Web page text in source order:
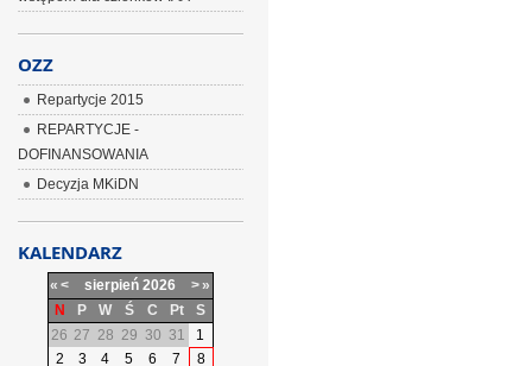
OZZ
Repartycje 2015
REPARTYCJE -
DOFINANSOWANIA
Decyzja MKiDN
KALENDARZ
« < sierpień 2026 >»
N
P W Ś C Pt
S
26 27 28 29 30 31
1
2
3 4 5 6 7
8